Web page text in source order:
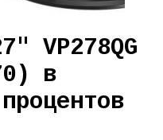
VP278QG
в